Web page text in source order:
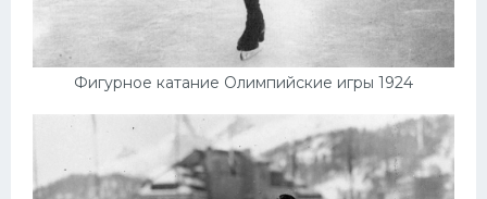
Фигурное катание Олимпийские игры 1924